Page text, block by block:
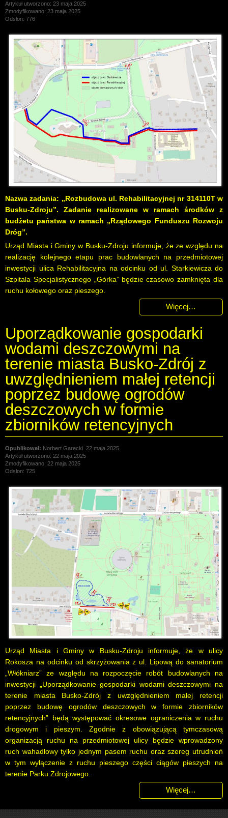
Artykuł utworzono: 23 maja 2025
Zmodyfikowano: 23 maja 2025
Odsłon: 776
Nazwa zadania: „Rozbudowa ul. Rehabilitacyjnej nr 314110T w
Busku-Zdroju”. Zadanie realizowane w ramach środków z
budżetu państwa w ramach „Rządowego Funduszu Rozwoju
Dróg”.
Urząd Miasta i Gminy w Busku-Zdroju informuje, że ze względu na
realizację kolejnego etapu prac budowlanych na przedmiotowej
inwestycji ulica Rehabilitacyjna na odcinku od ul. Starkiewicza do
Szpitala Specjalistycznego „Górka” będzie czasowo zamknięta dla
ruchu kołowego oraz pieszego.
Więcej…
Uporządkowanie gospodarki
wodami deszczowymi na
terenie miasta Busko-Zdrój z
uwzględnieniem małej retencji
poprzez budowę ogrodów
deszczowych w formie
zbiorników retencyjnych
Norbert Garecki 22 maja 2025
Artykuł utworzono: 22 maja 2025
Zmodyfikowano: 22 maja 2025
Odsłon: 725
Urząd Miasta i Gminy w Busku-Zdroju informuje, że w ulicy
Rokosza na odcinku od skrzyżowania z ul. Lipową do sanatorium
„Włókniarz” ze względu na rozpoczęcie robót budowlanych na
inwestycji „Uporządkowanie gospodarki wodami deszczowymi na
terenie miasta Busko-Zdrój z uwzględnieniem małej retencji
poprzez budowę ogrodów deszczowych w formie zbiorników
retencyjnych” będą występować okresowe ograniczenia w ruchu
drogowym i pieszym. Zgodnie z obowiązującą tymczasową
organizacją ruchu na przedmiotowej ulicy będzie wprowadzony
ruch wahadłowy tylko jednym pasem ruchu oraz szereg utrudnień
w tym wyłączenie z ruchu pieszego części ciągów pieszych na
terenie Parku Zdrojowego.
Więcej…